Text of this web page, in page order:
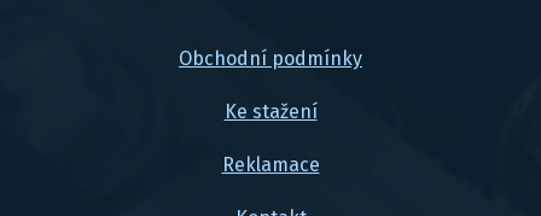
Obchodní podmínky
Ke stažení
Reklamace